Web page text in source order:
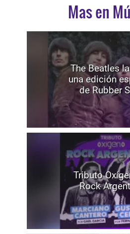
Mas en
The Beatles
una edición
de Rubber
Tributo
Rock